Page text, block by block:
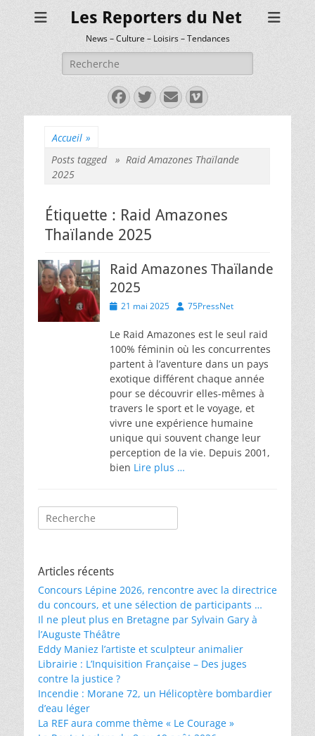
Les Reporters du Net
News – Culture – Loisirs – Tendances
Rechercher :
Facebook
Twitter
E-
mail
Vimeo
Accueil »
Posts tagged » Raid Amazones Thaïlande
2025
Étiquette : Raid Amazones
Thaïlande 2025
Raid Amazones Thaïlande
2025
Posted
21 mai 2025 Author
75PressNet
Le Raid Amazones est le seul raid
100% féminin où les concurrentes
partent à l’aventure dans un pays
exotique différent chaque année
pour se découvrir elles-mêmes à
travers le sport et le voyage, et
vivre une expérience humaine
unique qui souvent change leur
perception de la vie. Depuis 2001,
bien Lire plus …
Rechercher :
Articles récents
Concours Lépine 2026, rencontre avec la directrice
du concours, et une sélection de participants …
Il ne pleut plus en Bretagne par Sylvain Gary à
l’Auguste Théâtre
Eddy Maniez l’artiste et sculpteur animalier
Librairie : L’Inquisition Française – Des juges
contre la justice ?
Incendie : Morane 72, un Hélicoptère bombardier
d’eau léger
La REF aura comme thème « Le Courage »